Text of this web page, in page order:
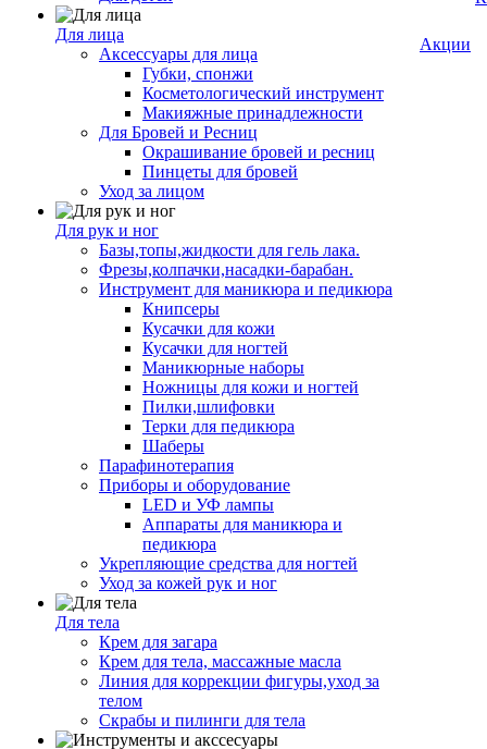
Для лица
Аксессуары для лица
Губки, спонжи
Косметологический инструмент
Макияжные принадлежности
Для Бровей и Ресниц
Окрашивание бровей и ресниц
Пинцеты для бровей
Уход за лицом
Для рук и ног
Базы,топы,жидкости для гель лака.
Фрезы,колпачки,насадки-барабан.
Инструмент для маникюра и педикюра
Книпсеры
Кусачки для кожи
Кусачки для ногтей
Маникюрные наборы
Ножницы для кожи и ногтей
Пилки,шлифовки
Терки для педикюра
Шаберы
Парафинотерапия
Приборы и оборудование
LED и УФ лампы
Аппараты для маникюра и
педикюра
Укрепляющие средства для ногтей
Уход за кожей рук и ног
Для тела
Крем для загара
Крем для тела, массажные масла
Линия для коррекции фигуры,уход за
телом
Скрабы и пилинги для тела
Акции